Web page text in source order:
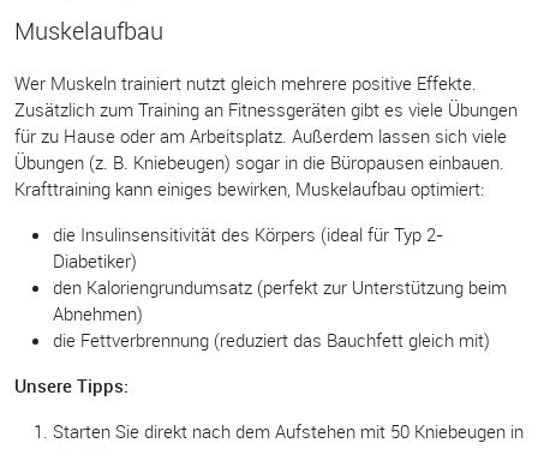
Muskelaufbau
Wer Muskeln trainiert nutzt gleich mehrere positive Effekte.
Zusätzlich zum Training an Fitnessgeräten gibt es viele Übungen
für zu Hause oder am Arbeitsplatz. Außerdem lassen sich viele
Übungen (z. B. Kniebeugen) sogar in die Büropausen einbauen.
Krafttraining kann einiges bewirken, Muskelaufbau optimiert:
die Insulinsensitivität des Körpers (ideal für Typ 2-
Diabetiker)
den Kaloriengrundumsatz (perfekt zur Unterstützung beim
Abnehmen)
die Fettverbrennung (reduziert das Bauchfett gleich mit)
Unsere Tipps:
Starten Sie direkt nach dem Aufstehen mit 50 Kniebeugen in